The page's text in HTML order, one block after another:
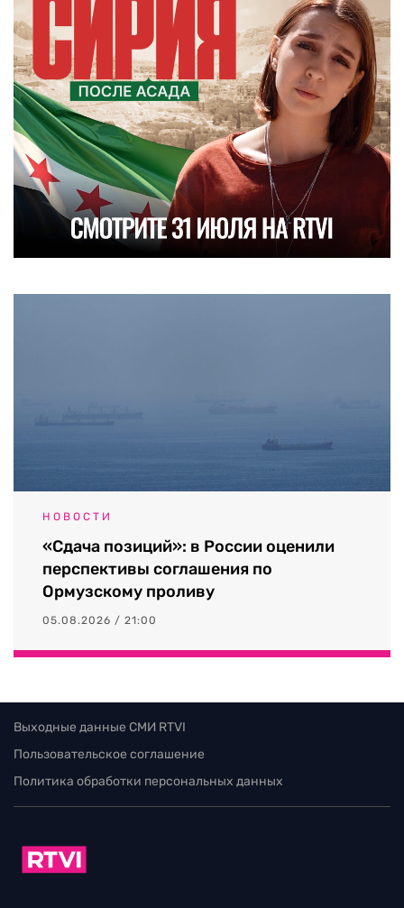
НОВОСТИ
«Сдача позиций»: в России оценили
перспективы соглашения по
Ормузскому проливу
05.08.2026 / 21:00
Выходные данные СМИ RTVI
Пользовательское соглашение
Политика обработки персональных данных